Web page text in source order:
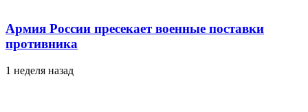
Армия России пресекает военные поставки
противника
1 неделя назад